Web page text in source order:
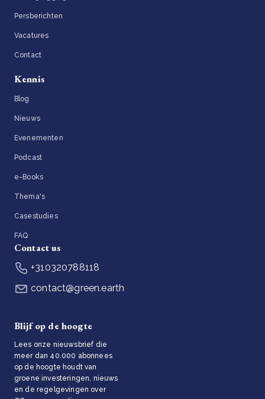
Persberichten
Vacatures
Contact
Kennis
Blog
Nieuws
Evenementen
Podcast
e-Books
Thema's
Casestudies
FAQ
Contact us
+310320788118
contact@green.earth
Blijf op de hoogte
Lees onze nieuwsbrief die
meer dan 40.000 abonnees
op de hoogte houdt van
groene investeringen, nieuws
en de regelgevingen over